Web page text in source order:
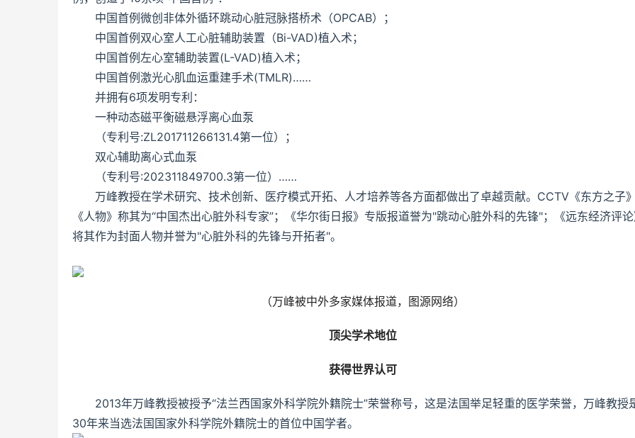
中国首例微创非体外循环跳动心脏冠脉搭桥术（OPCAB）；
中国首例双心室人工心脏辅助装置（Bi-VAD)植入术；
中国首例左心室辅助装置(L-VAD)植入术；
中国首例激光心肌血运重建手术(TMLR)……
并拥有6项发明专利：
一种动态磁平衡磁悬浮离心血泵
（专利号:ZL201711266131.4第一位）；
双心辅助离心式血泵
（专利号:202311849700.3第一位）……
万峰教授在学术研究、技术创新、医疗模式开拓、人才培养等各方面都做出了卓越贡献。CCTV《东方之子
《人物》称其为“中国杰出心脏外科专家”；《华尔街日报》专版报道誉为"跳动心脏外科的先锋"；《远东经济评
将其作为封面人物并誉为"心脏外科的先锋与开拓者"。
（万峰被中外多家媒体报道，图源网络）
顶尖学术地位
获得世界认可
2013年万峰教授被授予“法兰西国家外科学院外籍院士”荣誉称号，这是法国举足轻重的医学荣誉，万峰教授
30年来当选法国国家外科学院外籍院士的首位中国学者。